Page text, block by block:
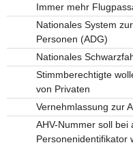
Immer mehr
Nationales System
Personen (ADG)
Nationales
Stimmberechtigte
von Privaten
Vernehmlassung zur
AHV-Nummer soll bei
Personenidentifikator